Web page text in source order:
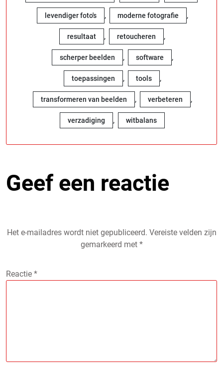
levendiger foto's , moderne fotografie ,
resultaat , retoucheren ,
scherper beelden , software ,
toepassingen , tools ,
transformeren van beelden , verbeteren ,
verzadiging , witbalans
Geef een reactie
Het e-mailadres wordt niet gepubliceerd. Vereiste velden zijn
gemarkeerd met *
Reactie *